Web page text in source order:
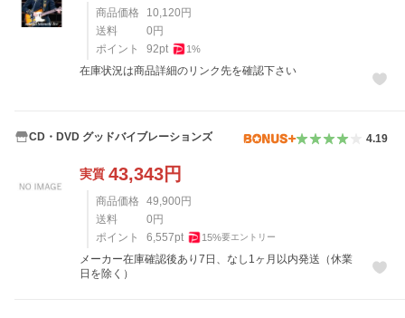
商品価格 10,120 円
送料
0 円
ポイント
92pt 1%
在庫状況は商品詳細のリンク先を確認下さい
CD・DVD グッドバイブレーションズ 4.19
実質 43,343円
商品価格 49,900 円
送料
0 円
ポイント
6,557pt 15%要エントリー
メーカー在庫確認後あり7日、なし1ヶ月以内発送（休業
日を除く）